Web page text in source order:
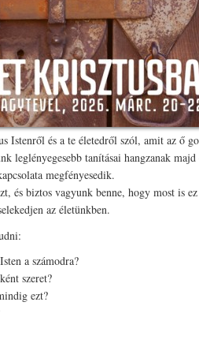
Istenről és a te életedről szól, amit az ő
leglényegesebb tanításai hangzanak
megfényesedik.
és biztos vagyunk benne, hogy most is
az életünkben.
a számodra?
szeret?
ezt?